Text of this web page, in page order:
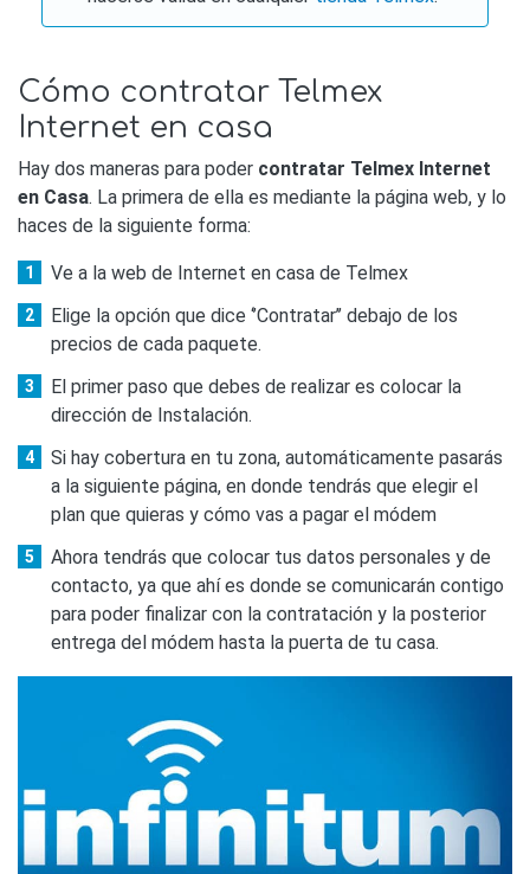
Cómo contratar Telmex
Internet en casa
Hay dos maneras para poder contratar Telmex Internet
en Casa. La primera de ella es mediante la página web, y lo
haces de la siguiente forma:
Ve a la web de Internet en casa de Telmex
Elige la opción que dice ‘’Contratar’’ debajo de los
precios de cada paquete.
El primer paso que debes de realizar es colocar la
dirección de Instalación.
Si hay cobertura en tu zona, automáticamente pasarás
a la siguiente página, en donde tendrás que elegir el
plan que quieras y cómo vas a pagar el módem
Ahora tendrás que colocar tus datos personales y de
contacto, ya que ahí es donde se comunicarán contigo
para poder finalizar con la contratación y la posterior
entrega del módem hasta la puerta de tu casa.